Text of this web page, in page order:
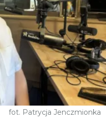
fot. Patrycja Jenczmionka